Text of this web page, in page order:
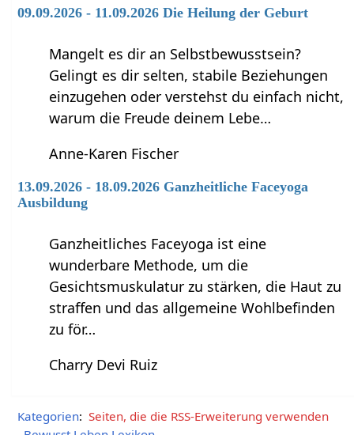
09.09.2026 - 11.09.2026 Die Heilung der Geburt
Mangelt es dir an Selbstbewusstsein?
Gelingt es dir selten, stabile Beziehungen
einzugehen oder verstehst du einfach nicht,
warum die Freude deinem Lebe…
Anne-Karen Fischer
13.09.2026 - 18.09.2026 Ganzheitliche Faceyoga
Ausbildung
Ganzheitliches Faceyoga ist eine
wunderbare Methode, um die
Gesichtsmuskulatur zu stärken, die Haut zu
straffen und das allgemeine Wohlbefinden
zu för…
Charry Devi Ruiz
Kategorien: Seiten, die die RSS-Erweiterung verwenden